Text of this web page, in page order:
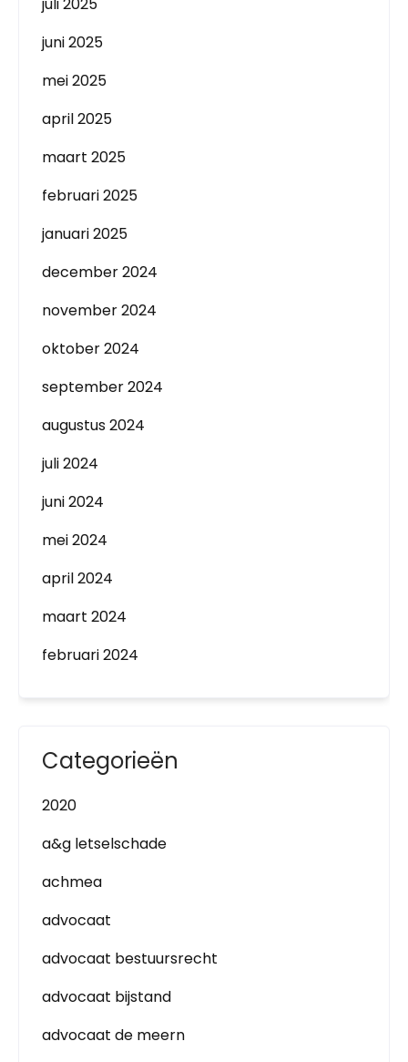
juni 2025
mei 2025
april 2025
maart 2025
februari 2025
januari 2025
december 2024
november 2024
oktober 2024
september 2024
augustus 2024
juli 2024
juni 2024
mei 2024
april 2024
maart 2024
februari 2024
Categorieën
2020
a&g letselschade
achmea
advocaat
advocaat bestuursrecht
advocaat bijstand
advocaat de meern